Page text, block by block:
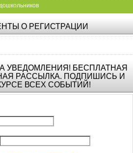
О РЕГИСТРАЦИИ
УВЕДОМЛЕНИЯ! БЕСПЛАТНАЯ
РАССЫЛКА. ПОДПИШИСЬ И
ВСЕХ СОБЫТИЙ!